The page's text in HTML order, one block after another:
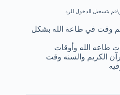
قم بتسجيل الدخول للرد
وقت في طاعة الله بشكل
طاعه الله وأوقات
الكريم والسنه وقت